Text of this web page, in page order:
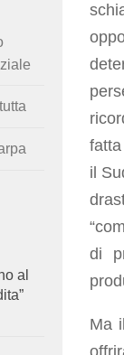
il
di
Ma
al